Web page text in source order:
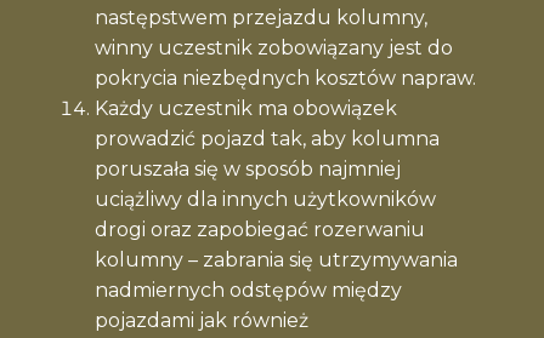
następstwem przejazdu kolumny,
winny uczestnik zobowiązany jest do
pokrycia niezbędnych kosztów napraw.
Każdy uczestnik ma obowiązek
prowadzić pojazd tak, aby kolumna
poruszała się w sposób najmniej
uciążliwy dla innych użytkowników
drogi oraz zapobiegać rozerwaniu
kolumny – zabrania się utrzymywania
nadmiernych odstępów między
pojazdami jak również